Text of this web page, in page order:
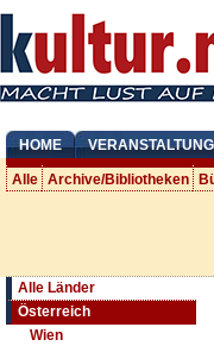
HOME
Alle Archive/Bibliotheken
Alle Länder
Österreich
Wien